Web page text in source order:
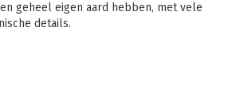
geheel eigen aard hebben, met vele
details.